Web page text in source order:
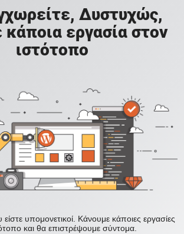
Δυστυχώς,
εργασία στον
ιστότοπο
υπομονετικοί. Κάνουμε κάποιες εργασίες
και θα επιστρέψουμε σύντομα.